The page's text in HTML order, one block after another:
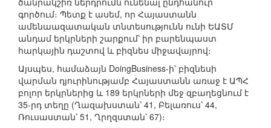
գործում։ Պետք է ասեմ, որ Հայաստանն
ամենաազատական տնտեսությունն ունի ԵԱՏՄ
անդամ երկրների շարքում՝ իր բարենպաստ
հարկային դաշտով և բիզնես միջավայրով։
Այսպես, համաձայն DoingBusiness-ի՝ բիզնեսի
վարման դյուրինությամբ Հայաստանն առաջ է ԱՊՀ
բոլոր երկրներից և 189 երկրների մեջ զբաղեցնում է
35-րդ տեղը (Ղազախստան՝ 41, Բելառուս՝ 44,
Ռուսաստան՝ 51, Ղրղզստան՝ 67)։